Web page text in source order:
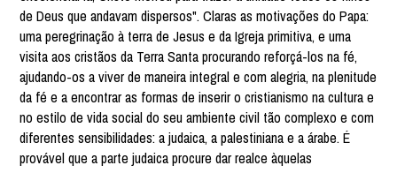
de Deus que andavam dispersos". Claras as motivações do Papa:
uma peregrinação à terra de Jesus e da Igreja primitiva, e uma
visita aos cristãos da Terra Santa procurando reforçá-los na fé,
ajudando-os a viver de maneira integral e com alegria, na plenitude
da fé e a encontrar as formas de inserir o cristianismo na cultura e
no estilo de vida social do seu ambiente civil tão complexo e com
diferentes sensibilidades: a judaica, a palestiniana e a árabe. É
provável que a parte judaica procure dar realce àquelas